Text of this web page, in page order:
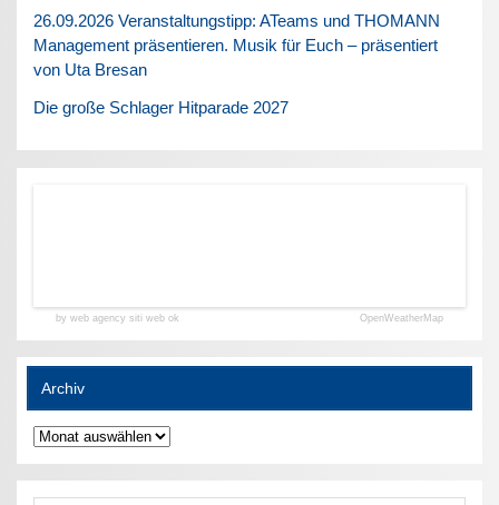
26.09.2026 Veranstaltungstipp: ATeams und THOMANN
Management präsentieren. Musik für Euch – präsentiert
von Uta Bresan
Die große Schlager Hitparade 2027
by web agency siti web ok OpenWeatherMap
Archiv
Archiv